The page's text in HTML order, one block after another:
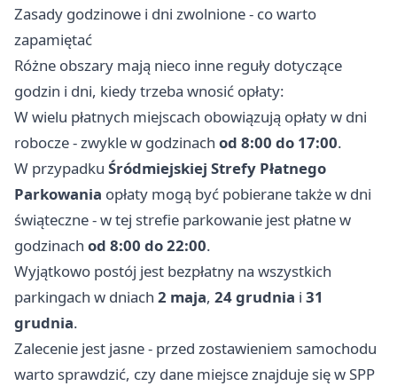
Zasady godzinowe i dni zwolnione - co warto
zapamiętać
Różne obszary mają nieco inne reguły dotyczące
godzin i dni, kiedy trzeba wnosić opłaty:
W wielu płatnych miejscach obowiązują opłaty w dni
robocze - zwykle w godzinach od 8:00 do 17:00.
W przypadku Śródmiejskiej Strefy Płatnego
Parkowania opłaty mogą być pobierane także w dni
świąteczne - w tej strefie parkowanie jest płatne w
godzinach od 8:00 do 22:00.
Wyjątkowo postój jest bezpłatny na wszystkich
parkingach w dniach 2 maja, 24 grudnia i 31
grudnia.
Zalecenie jest jasne - przed zostawieniem samochodu
warto sprawdzić, czy dane miejsce znajduje się w SPP